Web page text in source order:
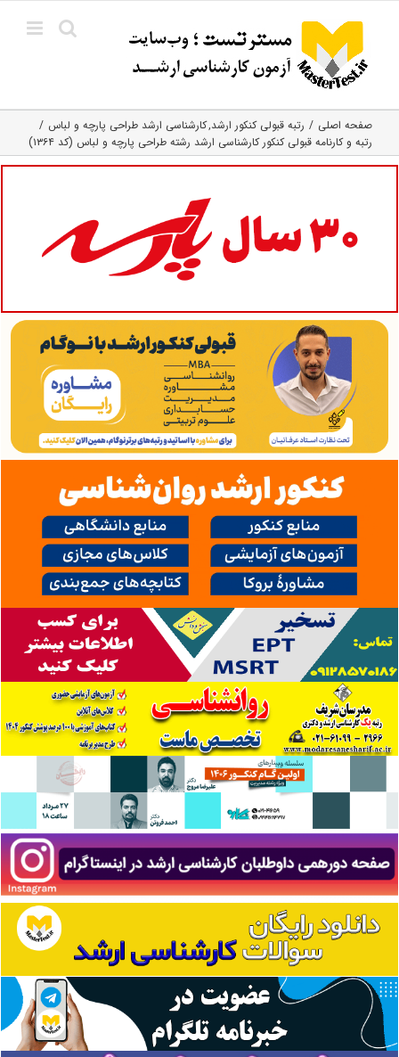
content
صفحه اصلی رتبه قبولی کنکور ارشد کارشناسی ارشد طراحی پارچه و لباس
رتبه و کارنامه قبولی کنکور کارشناسی ارشد رشته طراحی پارچه و لباس (کد ۱۳۶۴)